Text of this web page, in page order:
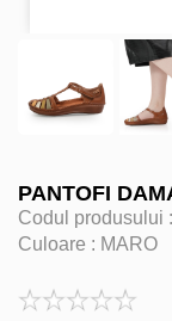
PANTOFI
Codul produsului :
Culoare : MARO